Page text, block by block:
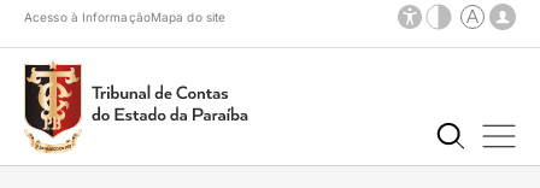
Acesso à InformaçãoMapa do site